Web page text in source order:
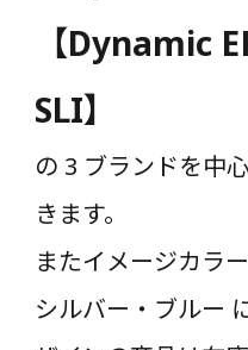
【Dynamic
SLI】
の 3 ブランドを中
きます。
またイメージカラ
シルバー・ブルー